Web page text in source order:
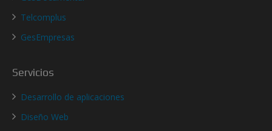
Telcomplus
GesEmpresas
Servicios
Desarrollo de aplicaciones
Diseño Web